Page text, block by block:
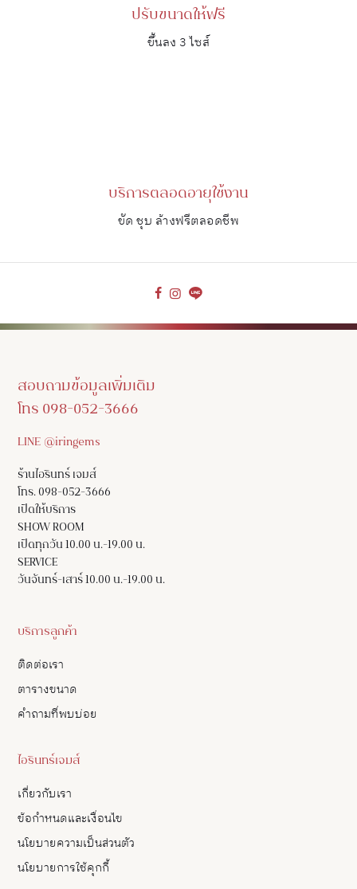
ปรับขนาดให้ฟรี
ขึ้นลง 3 ไซส์
บริการตลอดอายุใช้งาน
ขัด ชุบ ล้างฟรีตลอดชีพ
สอบถามข้อมูลเพิ่มเติม
โทร 098-052-3666
LINE @iringems
ร้านไอรินทร์ เจมส์
โทร. 098-052-3666
เปิดให้บริการ
SHOW ROOM
เปิดทุกวัน 10.00 น.-19.00 น.
SERVICE
วันจันทร์-เสาร์ 10.00 น.-19.00 น.
บริการลูกค้า
ติดต่อเรา
ตารางขนาด
คำถามที่พบบ่อย
ไอรินทร์เจมส์
เกี่ยวกับเรา
ข้อกำหนดและเงื่อนไข
นโยบายความเป็นส่วนตัว
นโยบายการใช้คุกกี้